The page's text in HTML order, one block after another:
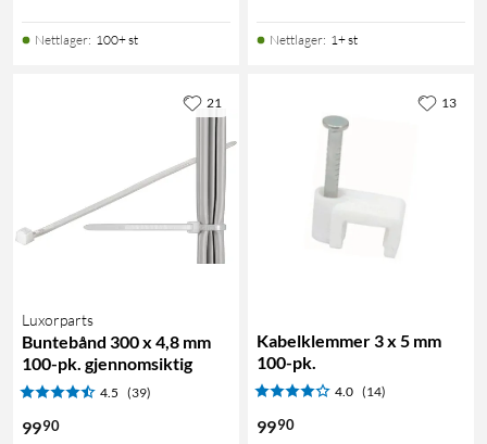
Nettlager: 100+ st Nettlager: 1+ st
Luxorparts
Buntebånd 300 x 4,8 mm
100-pk. gjennomsiktig
4.5 (39)
9990
21
Kabelklemmer 3 x 5 mm
100-pk.
4.0 (14)
9990
13